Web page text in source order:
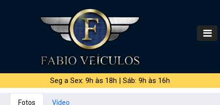
Seg a Sex: 9h às 18h | Sáb: 9h às 16h
Fotos Vídeo